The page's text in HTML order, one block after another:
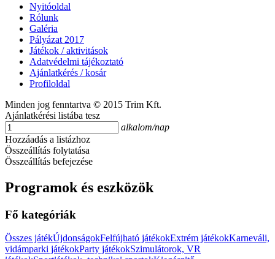
Nyitóoldal
Rólunk
Galéria
Pályázat 2017
Játékok / aktivitások
Adatvédelmi tájékoztató
Ajánlatkérés / kosár
Profiloldal
Minden jog fenntartva © 2015 Trim Kft.
Ajánlatkérési listába tesz
alkalom/nap
Hozzáadás a listázhoz
Összeállítás folytatása
Összeállítás befejezése
Programok és eszközök
Fő kategóriák
Összes játékÚjdonságokFelfújható játékokExtrém játékokKarneváli,
vidámparki játékokParty játékokSzimulátorok, VR